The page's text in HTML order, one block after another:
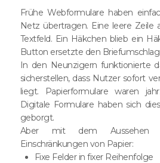
Frühe Webformulare haben
Netz übertragen. Eine leere Zeile
Textfeld. Ein Häkchen blieb ein
Button ersetzte den Briefumschlag.
In den Neunzigern funktionierte
sicherstellen, dass Nutzer sofort
liegt. Papierformulare waren
Digitale Formulare haben sich
geborgt.
Aber mit dem Aussehen
Einschränkungen von Papier:
Fixe Felder in fixer Reihenfolge